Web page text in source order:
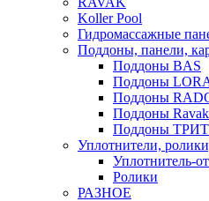
Koller Pool
Гидромассажные
Поддоны, панели,
Поддоны BAS
Поддоны
Поддоны
Поддоны Ravak
Поддоны
Уплотнители,
Уплотнитель-
Ролики
РАЗНОЕ